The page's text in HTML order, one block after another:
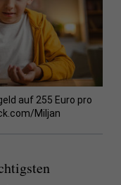
auf 255 Euro pro
Miljan